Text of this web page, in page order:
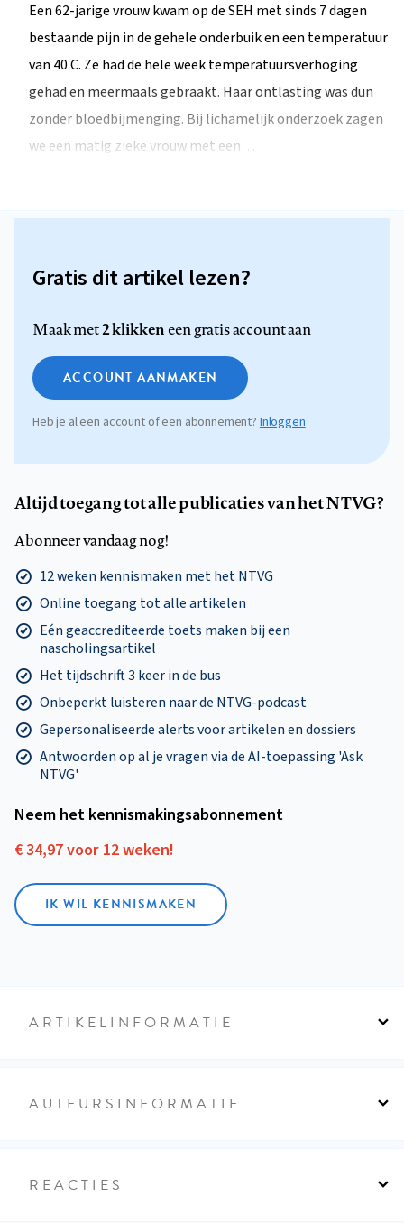
Een 62-jarige vrouw kwam op de SEH met sinds 7 dagen
bestaande pijn in de gehele onderbuik en een temperatuur
van 40 C. Ze had de hele week temperatuursverhoging
gehad en meermaals gebraakt. Haar ontlasting was dun
zonder bloedbijmenging. Bij lichamelijk onderzoek zagen
we een matig zieke vrouw met een…
Gratis dit artikel lezen?
Maak met2 klikkeneen gratis account aan
ACCOUNT AANMAKEN
Heb je al een account of een abonnement?Inloggen
Altijd toegang tot alle publicaties van het NTVG?
Abonneer vandaag nog!
12 weken kennismaken met het NTVG
Online toegang tot alle artikelen
Eén geaccrediteerde toets maken bij een
nascholingsartikel
Het tijdschrift 3 keer in de bus
Onbeperkt luisteren naar de NTVG-podcast
Gepersonaliseerde alerts voor artikelen en dossiers
Antwoorden op al je vragen via de AI-toepassing 'Ask
NTVG'
Neem het kennismakings­abonnement
€ 34,97 voor 12 weken!
IK WIL KENNISMAKEN
ARTIKELINFORMATIE
AUTEURSINFORMATIE
REACTIES